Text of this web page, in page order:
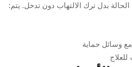
بدل ترك الالتهاب دون تدخل. يتم:
وسائل حماية